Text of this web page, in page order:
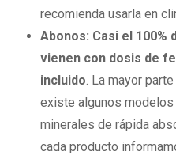
recomienda usarla en
Abonos: Casi el 100%
vienen con dosis de
incluido. La mayor
existe algunos
minerales de rápida
cada producto